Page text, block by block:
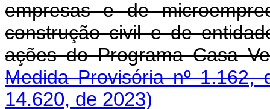
empresas e de
construção civil e de
ações do Programa Casa
Medida Provisória nº 1.162,
14.620, de 2023)